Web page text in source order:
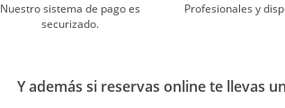
Nuestro sistema de pago es
securizado.
Profesionales y
Y además si reservas online te llevas